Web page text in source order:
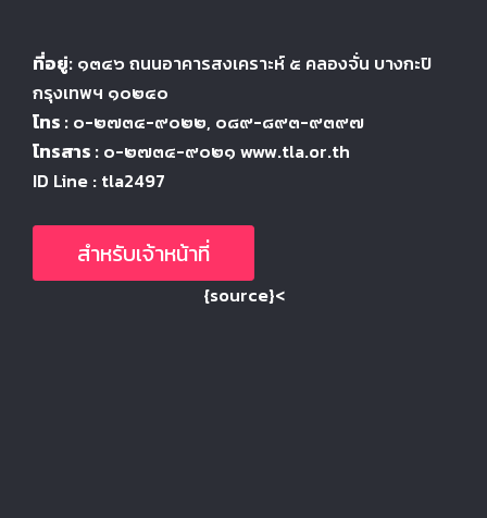
ที่อยู่: ๑๓๔๖ ถนนอาคารสงเคราะห์ ๕ คลองจั่น บางกะปิ
กรุงเทพฯ ๑๐๒๔๐
โทร : ๐-๒๗๓๔-๙๐๒๒, ๐๘๙-๘๙๓-๙๓๙๗
โทรสาร : ๐-๒๗๓๔-๙๐๒๑ www.tla.or.th
ID Line : tla2497
สำหรับเจ้าหน้าที่
{source}<